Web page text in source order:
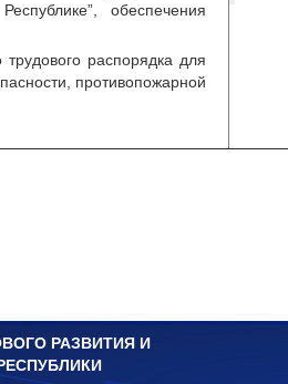
обеспечения
распорядка для
противопожарной
РАЗВИТИЯ И